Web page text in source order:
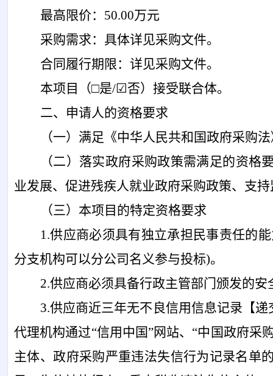
最高限价： 50.00万元
采购需求： 具体详见采购文件。
合同履行期限：详见采购文件。
本项目（□是/☑否）接受联合体。
二、申请人的资格要求
（一）满足《中华人民共和国政府采购
（二）落实政府采购政策需满足的资
业发展、促进残疾人就业政府采购政策、支
（三）本项目的特定资格要求
1.供应商必须具有独立承担民事责任的
分支机构可以分公司名义参与投标)。
2.供应商必须具备行政主管部门颁发的
3.供应商近三年无不良信用信息记录【
代理机构通过“信用中国”网站、“中国政府采
主体、政府采购严重违法失信行为记录名单